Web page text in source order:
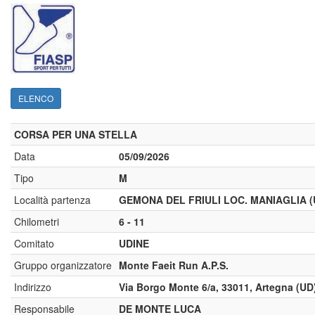
ELENCO
CORSA PER UNA STELLA
Data
05/09/2026
Tipo
M
Località partenza
GEMONA DEL FRIULI LOC. MANIAGLIA
Chilometri
6 - 11
Comitato
UDINE
Gruppo organizzatore Monte Faeit Run A.P.S.
Indirizzo
Via Borgo Monte 6/a, 33011, Artegna
Responsabile
DE MONTE LUCA